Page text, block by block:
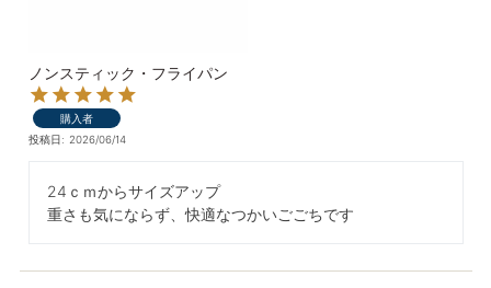
ノンスティック・フライパン
購入者
投稿日 2026/06/14
24ｃｍからサイズアップ
重さも気にならず、快適なつかいごごちです